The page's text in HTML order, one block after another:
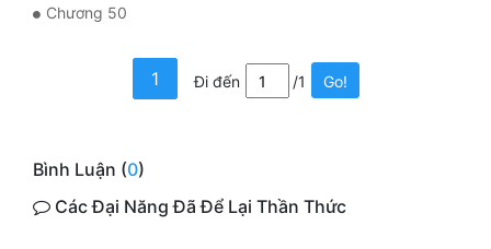
Chương 50
1 Đi đến /1 Go!
Bình Luận (0)
Các Đại Năng Đã Để Lại Thần Thức